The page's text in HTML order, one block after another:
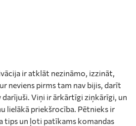
ir atklāt nezināmo, izzināt,
neviens pirms tam nav bijis, darīt
Viņi ir ārkārtīgi ziņkārīgi, un
lielākā priekšrocība. Pētnieks ir
tips un ļoti patīkams komandas